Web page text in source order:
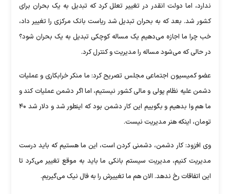
ندارد، اما دولت انقدر در تغییر تعلل کرد که تبدیل به یک بحران برای
کشور شد. بعد که به بحران تبدیل شد ریاست بانک مرکزی را تغییر داد،
خب چرا ما اجازه می‌دهیم یک مساله کوچکی تبدیل به یک بحران شود؟
در حالی که می‌شود مساله را مدیریت و کنترل کرد.
عضو کمیسیون اجتماعی مجلس تصریح کرد: ما منکر خرابکاری و عملیات
دشمن علیه نظام پولی و مالی کشور نیستیم، اما اگر دشمن عملیات کند و
ما هم وا بدهیم و بگوییم این کار دشمن بود که اینطور شد و دلار شد ۴۰
تومان، اینکه هنر مدیریت نیست.
وی افزود: کار دشمن، دشمنی کردن است، این ما هستیم که باید درست
مدیریت کنیم، مدیریت سیستم بانکی ما باید به موقع تغییر می‌کرد تا
این اتفاقات رخ ندهد. الان هم ما تغییرش را به فال نیک می‌گیریم.